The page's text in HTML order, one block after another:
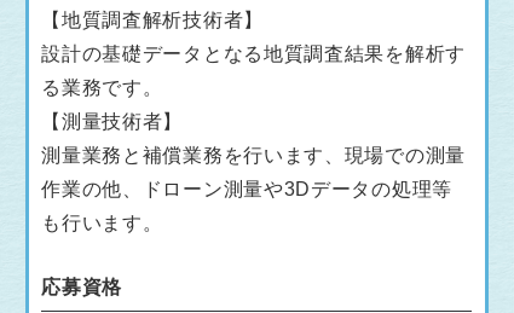
【地質調査解析技術者】
設計の基礎データとなる地質調査結果を解析す
る業務です。
【測量技術者】
測量業務と補償業務を行います、現場での測量
作業の他、ドローン測量や3Dデータの処理等
も行います。
応募資格